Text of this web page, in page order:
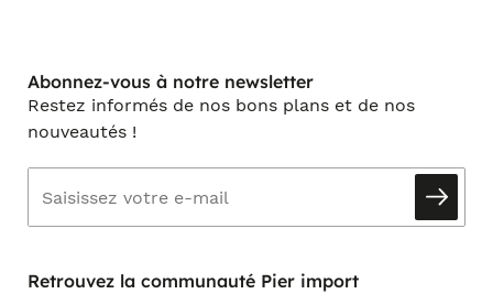
Abonnez-vous à notre newsletter
Restez informés de nos bons plans et de nos
nouveautés !
Retrouvez la communauté Pier import